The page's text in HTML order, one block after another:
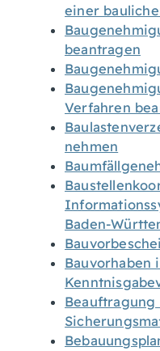
einer
beantragen
Verfahren
nehmen
Baden-
Bauvorhaben